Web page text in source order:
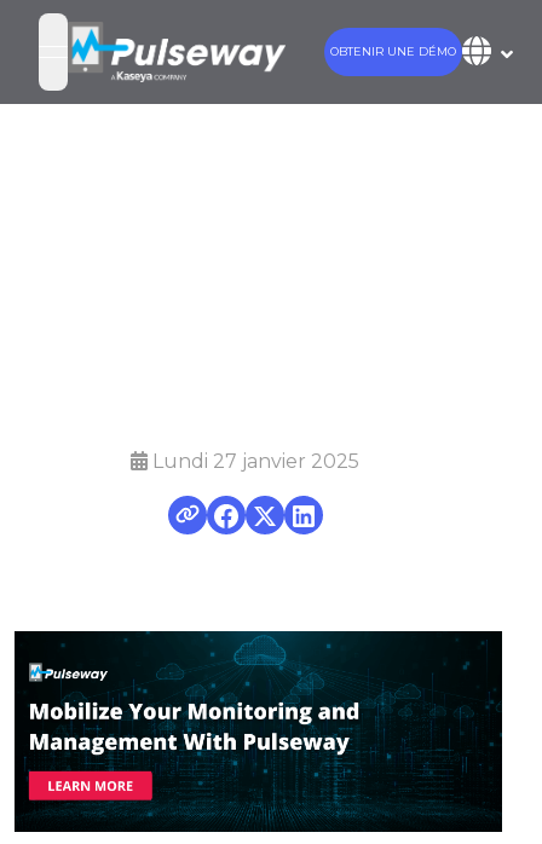
open navigation menu
OBTENIR UNE DÉMO
Lundi 27 janvier 2025